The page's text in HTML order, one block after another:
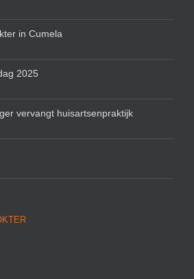
in Cumela
2025
vervangt huisartsenpraktijk